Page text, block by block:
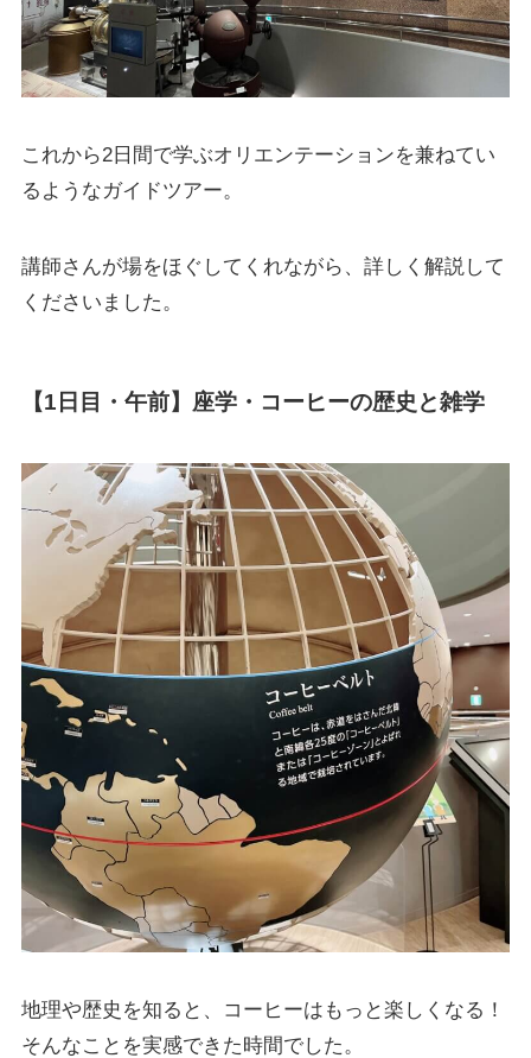
これから2日間で学ぶオリエンテーションを兼ねてい
るようなガイドツアー。
講師さんが場をほぐしてくれながら、詳しく解説して
くださいました。
【1日目・午前】座学・コーヒーの歴史と雑学
地理や歴史を知ると、コーヒーはもっと楽しくなる！
そんなことを実感できた時間でした。